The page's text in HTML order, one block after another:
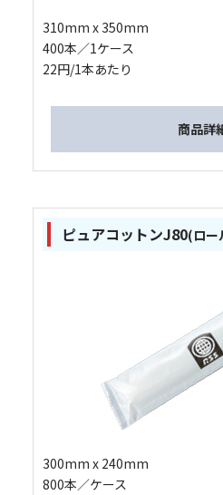
310mm x 350mm
400本／1ケース
22円/1本あたり
商品詳
ピュアコットンJ80(ロー
300mm x 240mm
800本／ケース